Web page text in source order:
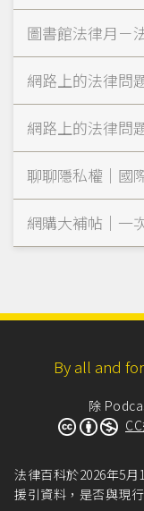
圖書館法律月－
網路上的法律問
網路上的法律問
聊聊隱私權｜國
網購大補帖｜一
By all and
除
法律百科於2026年5
援引資料，是否與現